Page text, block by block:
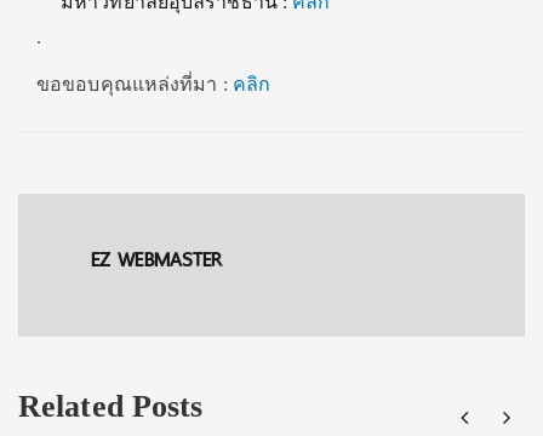
.
ขอขอบคุณแหล่งที่มา : คลิก
EZ WEBMASTER
Related Posts